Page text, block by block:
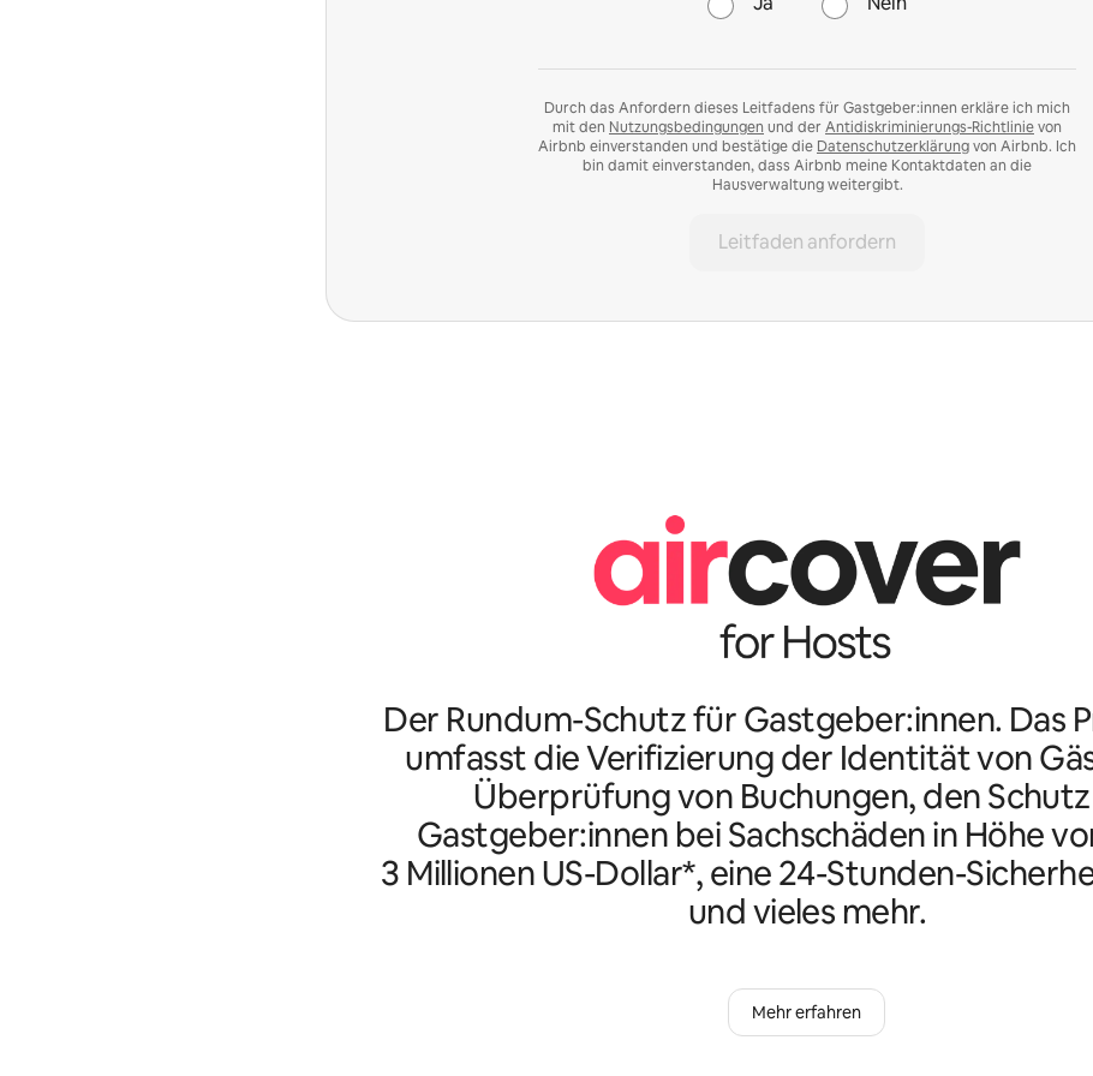
Durch das Anfordern dieses Leitfadens für Gastgeber:innen erkläre ich mich
mit den Nutzungsbedingungen und der Antidiskriminierungs-Richtlinievon
Airbnb einverstanden und bestätige die Datenschutzerklärungvon Airbnb. Ich
bin damit einverstanden, dass Airbnb meine Kontaktdaten an die
Hausverwaltung weitergibt.
Leitfaden anfordern
Der Rundum-Schutz für Gastgeber:innen. Das
umfasst die Verifizierung der Identität von
Überprüfung von Buchungen, den
Gastgeber:innen bei Sachschäden in Höhe
3 Millionen US-Dollar*, eine 24-Stunden-
und vieles mehr.
Mehr erfahren